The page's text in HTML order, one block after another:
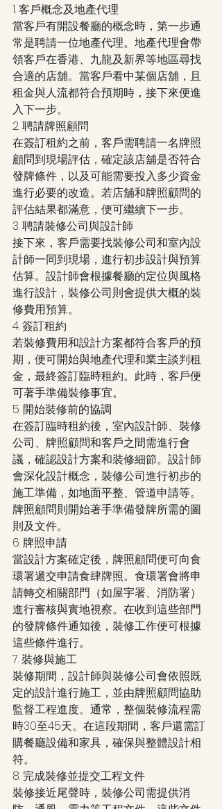
1. 客戶概念及地產代理
當客戶有開設餐廳的概念時，第一步通
常是聘請一位地產代理。地產代理會帶
領客戶在香港、九龍及新界等地區尋找
合適的店舖。當客戶看中某個店舖，且
租金與人流都符合預期時，接下來便進
入下一步。
2. 聘請牌照顧問
在簽訂租約之前，客戶需聘請一名牌照
顧問到現場評估，確定該店舖是否符合
發牌條件，以及可能需要投入多少資金
進行必要的改造。若店舖和牌照顧問的
評估結果都滿意，便可繼續下一步。
3. 聘請裝修公司與設計師
接下來，客戶需要找裝修公司和室內設
計師一同到現場，進行初步設計與預算
估算。設計師會根據餐廳的定位與風格
進行設計，裝修公司則會提供大概的裝
修費用預算。
4. 簽訂租約
若裝修費用和設計方案都符合客戶的預
期，便可開始與地產代理和業主談判租
金，最終簽訂臨時租約。此時，客戶便
可著手準備裝修事宜。
5. 開始裝修前的協調
在簽訂臨時租約後，室內設計師、裝修
公司、牌照顧問和客戶之間需進行會
議，確認設計方案和裝修細節。設計師
會深化設計概念，裝修公司進行初步的
施工準備，如地面平整、管道申請等。
牌照顧問則開始著手準備發牌所需的圖
則及文件。
6. 牌照申請
當設計方案確定後，牌照顧問便可向食
環署遞交申請食肆牌照。食環署會將申
請轉交相關部門（如屋宇署、消防署）
進行審核與實地視察。在收到這些部門
的發牌條件通知後，裝修工作便可根據
這些條件進行。
7. 裝修與施工
裝修期間，設計師與裝修公司會依照既
定的設計進行施工，並由牌照顧問協助
監督工程進度。通常，整個裝修流程需
時30至45天。在這段期間，客戶還需訂
購餐廳設備和家具，確保與整體設計相
符。
8. 完成裝修並提交工程文件
裝修接近尾聲時，裝修公司需提供消